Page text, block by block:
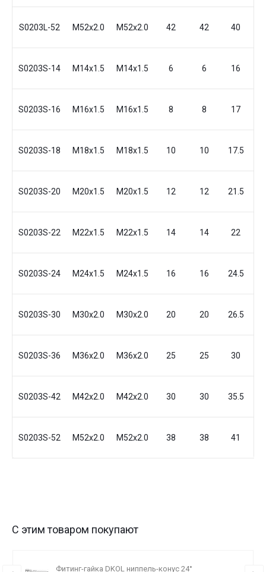
S0203L-52 M52x2.0 M52x2.0 42 42 40
S0203S-14 M14x1.5 M14x1.5 6 6 16
S0203S-16 M16x1.5 M16x1.5 8 8 17
S0203S-18 M18x1.5 M18x1.5 10 10 17.5
S0203S-20 М20x1.5 М20x1.5 12 12 21.5
S0203S-22 M22x1.5 M22x1.5 14 14 22
S0203S-24 M24x1.5 M24x1.5 16 16 24.5
S0203S-30 M30x2.0 M30x2.0 20 20 26.5
S0203S-36 M36x2.0 M36x2.0 25 25 30
S0203S-42 M42x2.0 M42x2.0 30 30 35.5
S0203S-52 M52x2.0 M52x2.0 38 38 41
С этим товаром покупают
Фитинг-гайка DKOL ниппель-конус 24°